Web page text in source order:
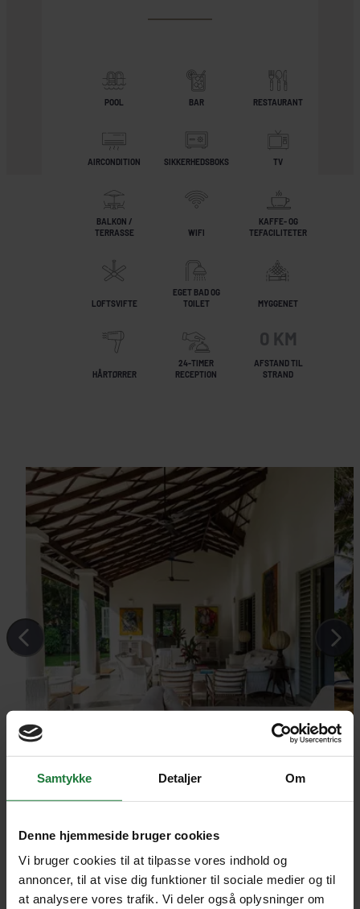
Samtykke Detaljer Om
Denne hjemmeside bruger cookies
Vi bruger cookies til at tilpasse vores indhold og
annoncer, til at vise dig funktioner til sociale medier og til
at analysere vores trafik. Vi deler også oplysninger om
POOL BAR RESTAURANT
AIRCONDITION SIKKERHEDSBOKS TV
BALKON /
TERRASSE
WIFI
KAFFE- OG
TEFACILITETER
LOFTSVIFTE
EGET BAD OG
TOILET
MYGGENET
HÅRTØRRER
24-TIMER
RECEPTION
0 KM
AFSTAND TIL
STRAND
Kurumba house